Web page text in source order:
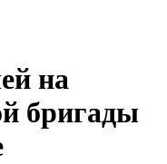
на
бригады